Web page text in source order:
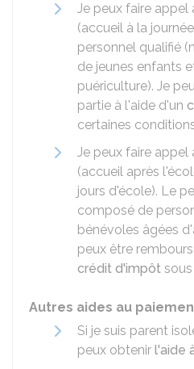
Je peux faire appel
(accueil à la
personnel qualifié
de jeunes enfants
puériculture). Je
partie à l'aide d'un
certaines
Je peux faire appel
(accueil après
jours d'école). Le
composé de
bénévoles âgées
peux être
crédit d'impôt
Autres aides au
Si je suis parent
peux obtenir l'aide